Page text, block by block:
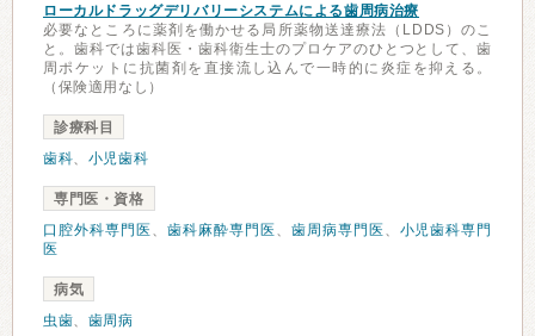
ローカルドラッグデリバリーシステムによる歯周病治療
必要なところに薬剤を働かせる局所薬物送達療法（LDDS）のこ
と。歯科では歯科医・歯科衛生士のプロケアのひとつとして、歯
周ポケットに抗菌剤を直接流し込んで一時的に炎症を抑える。
（保険適用なし）
診療科目
歯科、 小児歯科
専門医・資格
口腔外科専門医 、 歯科麻酔専門医 、 歯周病専門医 、 小児歯科専門
医
病気
虫歯、 歯周病